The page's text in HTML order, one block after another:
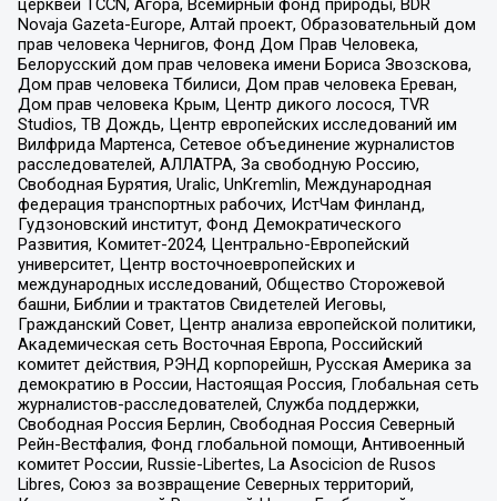
Novaja Gazeta-Europe, Алтай проект, Образовательный дом
прав человека Чернигов, Фонд Дом Прав Человека,
Белорусский дом прав человека имени Бориса Звозскова,
Дом прав человека Тбилиси, Дом прав человека Ереван,
Дом прав человека Крым, Центр дикого лосося, TVR
Studios, ТВ Дождь, Центр европейских исследований им
Вилфрида Мартенса, Сетевое объединение журналистов
расследователей, АЛЛАТРА, За свободную Россию,
Свободная Бурятия, Uralic, UnKremlin, Международная
федерация транспортных рабочих, ИстЧам Финланд,
Гудзоновский институт, Фонд Демократического
Развития, Комитет-2024, Центрально-Европейский
университет, Центр восточноевропейских и
международных исследований, Общество Сторожевой
башни, Библии и трактатов Свидетелей Иеговы,
Гражданский Совет, Центр анализа европейской политики,
Академическая сеть Восточная Европа, Российский
комитет действия, РЭНД корпорейшн, Русская Америка за
демократию в России, Настоящая Россия, Глобальная сеть
журналистов-расследователей, Служба поддержки,
Свободная Россия Берлин, Свободная Россия Северный
Рейн-Вестфалия, Фонд глобальной помощи, Антивоенный
комитет России, Russie-Libertes, La Asocicion de Rusos
Libres, Союз за возвращение Северных территорий,